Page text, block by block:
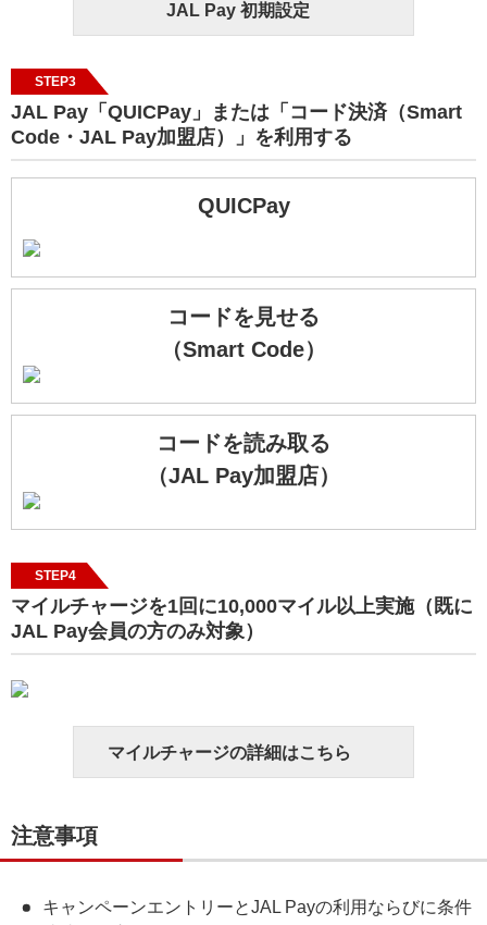
JAL Pay 初期設定
STEP3
JAL Pay「QUICPay」または「コード決済（Smart
Code・JAL Pay加盟店）」を利用する
QUICPay
コードを見せる
（Smart Code）
コードを読み取る
（JAL Pay加盟店）
STEP4
マイルチャージを1回に10,000マイル以上実施（既に
JAL Pay会員の方のみ対象）
マイルチャージの詳細はこちら
注意事項
キャンペーンエントリーとJAL Payの利用ならびに条件